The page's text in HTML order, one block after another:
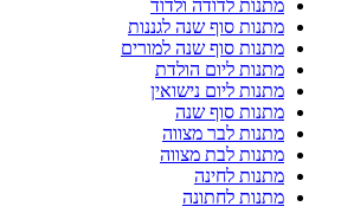
מתנות לדודה ולדוד
מתנות סוף שנה לגננות
מתנות סוף שנה למורים
מתנות ליום הולדת
מתנות ליום נישואין
מתנות סוף שנה
מתנות לבר מצווה
מתנות לבת מצווה
מתנות לחינה
מתנות לחתונה